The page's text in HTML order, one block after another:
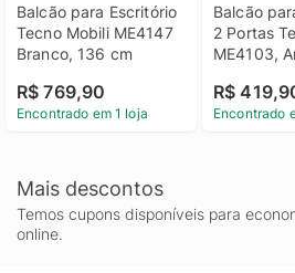
Balcão para Escritório
Tecno Mobili ME4147
Branco, 136 cm
R$ 769,90
Encontrado em 1 loja
Balcão
2 Portas
ME4103,
R$
Encontrado
Mais descontos
Temos cupons disponíveis para
online.